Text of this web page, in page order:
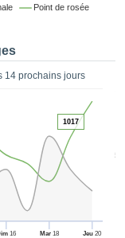
Point de rosée
14 prochains jours
50
16 Mar18 Jeu 20
1017